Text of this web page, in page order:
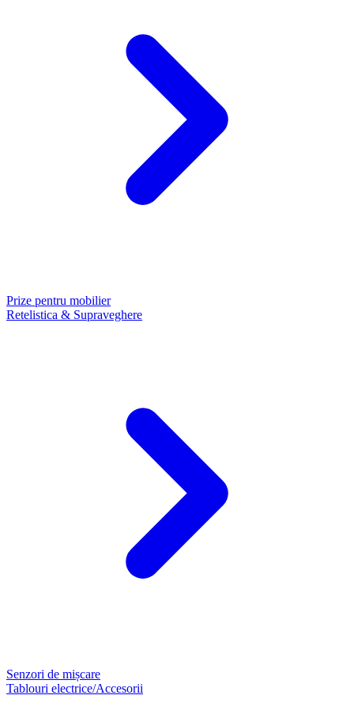
Prize pentru mobilier
Retelistica & Supraveghere
Senzori de mișcare
Tablouri electrice/Accesorii